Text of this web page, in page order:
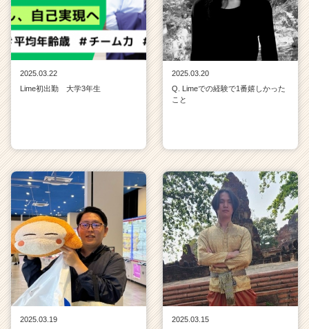
2025.03.22
Lime初出勤 大学3年生
2025.03.20
Q. Limeでの経験で1番嬉しかった
こと
2025.03.19
2025.03.15